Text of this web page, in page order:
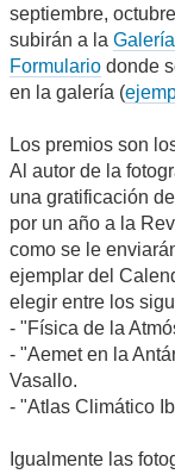
septiembre,
subirán a la
Formulario donde
en la galería (
Los premios son
Al autor de la
una gratificación
por un año a la
como se le
ejemplar del
elegir entre los
- "Física de la
- "Aemet en la
Vasallo.
- "Atlas Climático
Igualmente las